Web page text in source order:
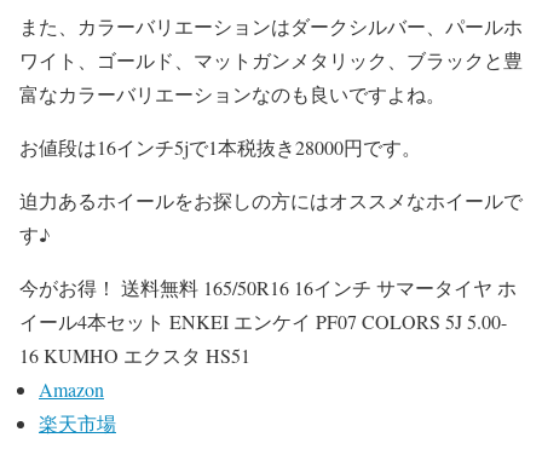
また、カラーバリエーションはダークシルバー、パールホ
ワイト、ゴールド、マットガンメタリック、ブラックと豊
富なカラーバリエーションなのも良いですよね。
お値段は16インチ5jで1本税抜き28000円です。
迫力あるホイールをお探しの方にはオススメなホイールで
す♪
今がお得！ 送料無料 165/50R16 16インチ サマータイヤ ホ
イール4本セット ENKEI エンケイ PF07 COLORS 5J 5.00-
16 KUMHO エクスタ HS51
Amazon
楽天市場